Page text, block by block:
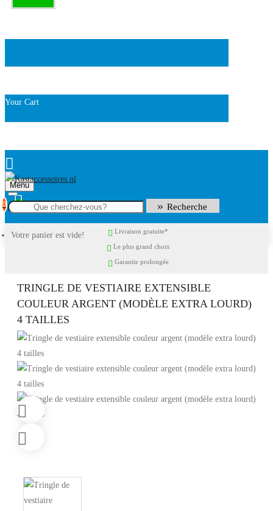
Your Cart
Menu
0
Votre panier est vide!
Recherche
Livraison gratuite*
Le plus grand choix
Garantie prolongée
TRINGLE DE VESTIAIRE EXTENSIBLE
COULEUR ARGENT (MODÈLE EXTRA LOURD)
4 TAILLES